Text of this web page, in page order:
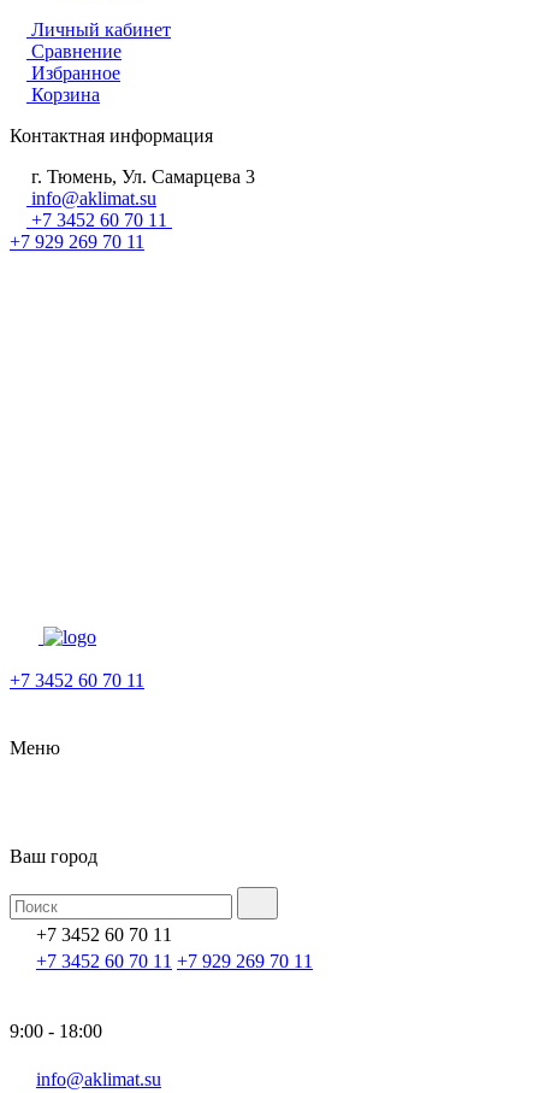
Личный кабинет
Сравнение
Избранное
Корзина
Контактная информация
г. Тюмень, Ул. Самарцева 3
info@aklimat.su
+7 3452 60 70 11
+7 929 269 70 11
+7 3452 60 70 11
Меню
Ваш город
+7 3452 60 70 11
+7 3452 60 70 11 +7 929 269 70 11
9:00 - 18:00
info@aklimat.su